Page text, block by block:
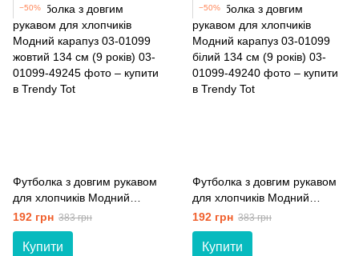
−50%
Футболка з довгим рукавом
для хлопчиків Модний
карапуз 03-01099 жовтий
134 см (9 років)
192 грн 383 грн
Купити
−50%
Футболка з довгим рукавом
для хлопчиків Модний
карапуз 03-01099 білий 134
см (9 років)
192 грн 383 грн
Купити